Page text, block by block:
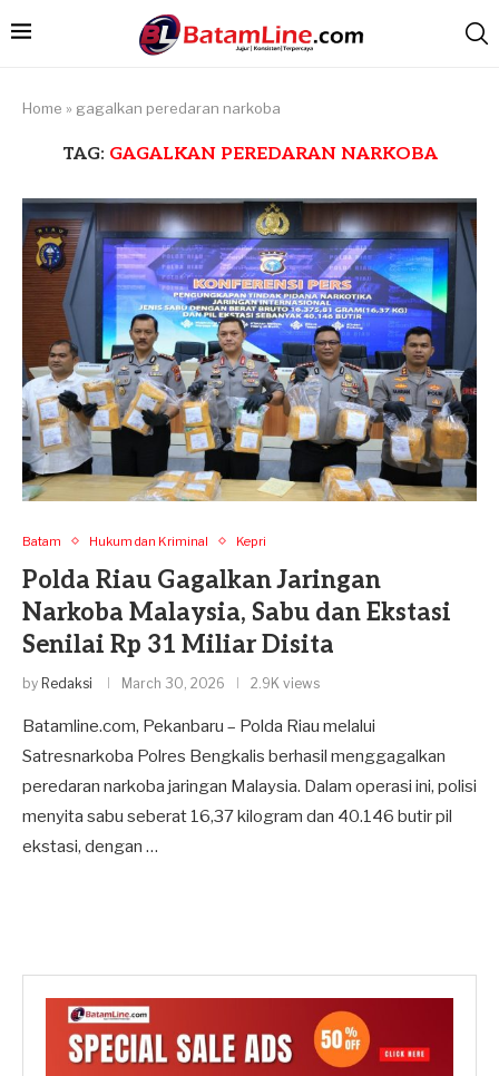
Home » gagalkan peredaran narkoba
TAG: GAGALKAN PEREDARAN NARKOBA
Batam Hukum dan Kriminal Kepri
Polda Riau Gagalkan Jaringan
Narkoba Malaysia, Sabu dan Ekstasi
Senilai Rp 31 Miliar Disita
by Redaksi March 30, 2026 2.9K views
Batamline.com, Pekanbaru – Polda Riau melalui
Satresnarkoba Polres Bengkalis berhasil menggagalkan
peredaran narkoba jaringan Malaysia. Dalam operasi ini, polisi
menyita sabu seberat 16,37 kilogram dan 40.146 butir pil
ekstasi, dengan …